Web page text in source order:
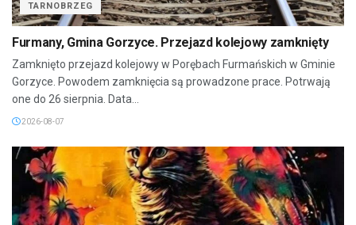
TARNOBRZEG
Furmany, Gmina Gorzyce. Przejazd kolejowy zamknięty
Zamknięto przejazd kolejowy w Porębach Furmańskich w Gminie
Gorzyce. Powodem zamknięcia są prowadzone prace. Potrwają
one do 26 sierpnia. Data...
2026-08-07